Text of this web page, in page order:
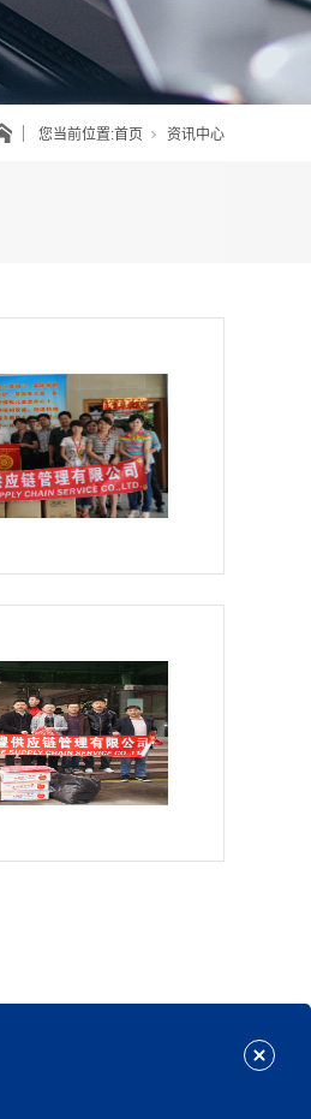
您当前位置:首页 资讯中心